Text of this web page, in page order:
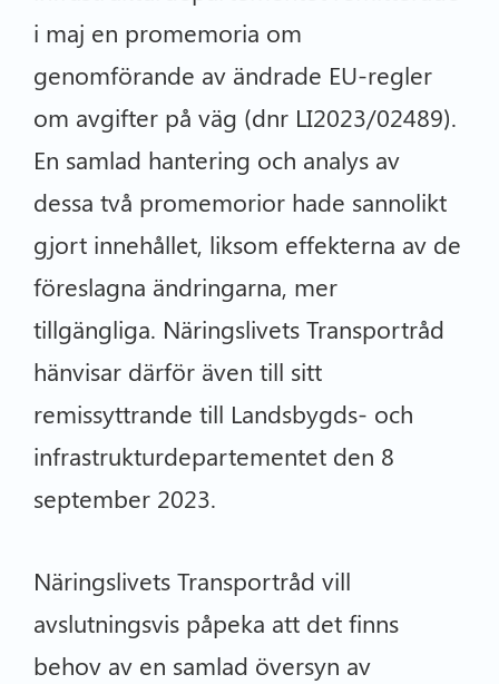
i maj en promemoria om
genomförande av ändrade EU-regler
om avgifter på väg (dnr LI2023/02489).
En samlad hantering och analys av
dessa två promemorior hade sannolikt
gjort innehållet, liksom effekterna av de
föreslagna ändringarna, mer
tillgängliga. Näringslivets Transportråd
hänvisar därför även till sitt
remissyttrande till Landsbygds- och
infrastrukturdepartementet den 8
september 2023.
Näringslivets Transportråd vill
avslutningsvis påpeka att det finns
behov av en samlad översyn av